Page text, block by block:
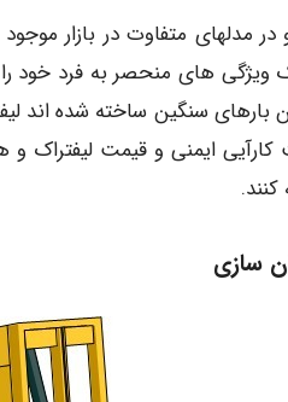
و در مدلهای متفاوت در بازار
ویژگی های منحصر به فرد
بارهای سنگین ساخته شده اند
کارآیی ایمنی و قیمت
سازی